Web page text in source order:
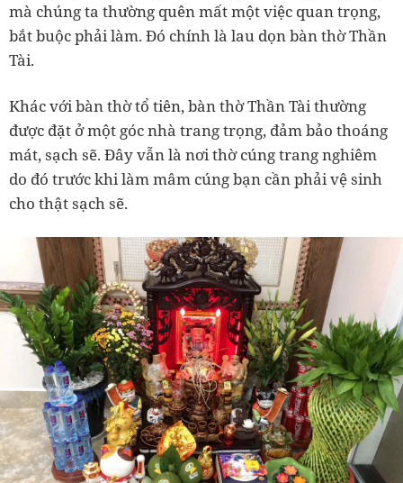
mà chúng ta thường quên mất một việc quan trọng,
bắt buộc phải làm. Đó chính là lau dọn bàn thờ Thần
Tài.
Khác với bàn thờ tổ tiên, bàn thờ Thần Tài thường
được đặt ở một góc nhà trang trọng, đảm bảo thoáng
mát, sạch sẽ. Đây vẫn là nơi thờ cúng trang nghiêm
do đó trước khi làm mâm cúng bạn cần phải vệ sinh
cho thật sạch sẽ.